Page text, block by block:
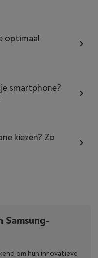
optimaal
smartphone?
kiezen? Zo
Samsung-
om hun innovatieve